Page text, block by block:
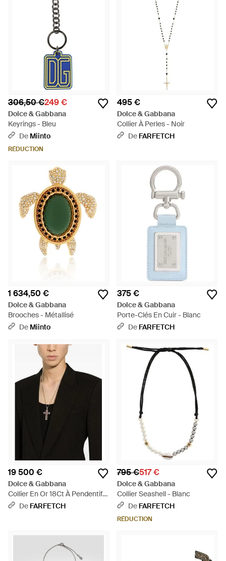
306,50 €249 €
Dolce & Gabbana
Keyrings - Bleu
De Miinto
RÉDUCTION
495 €
Dolce & Gabbana
Collier À Perles - Noir
De FARFETCH
1 634,50 €
Dolce & Gabbana
Brooches - Métallisé
De Miinto
375 €
Dolce & Gabbana
Porte-Clés En Cuir - Blanc
De FARFETCH
19 500 €
Dolce & Gabbana
Collier En Or 18Ct À Pendentif
Croix En Diamants - Noir
De FARFETCH
795 €517 €
Dolce & Gabbana
Collier Seashell - Blanc
De FARFETCH
RÉDUCTION